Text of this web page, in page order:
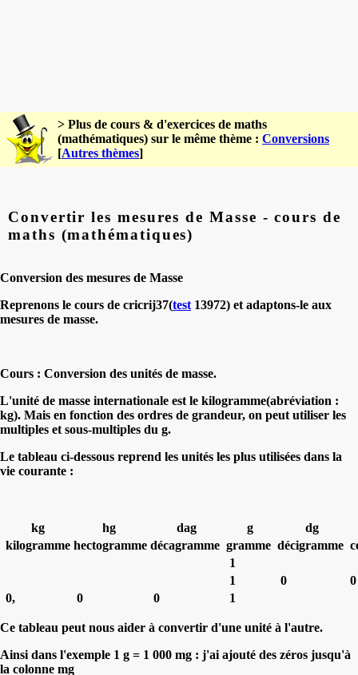
> Plus de cours & d'exercices de maths
(mathématiques) sur le même thème : Conversions
[Autres thèmes]
Convertir les mesures de Masse - cours de
maths (mathématiques)
Conversion des mesures de Masse
Reprenons le cours de cricrij37(test 13972) et adaptons-le aux
mesures de masse.
Cours : Conversion des unités de masse.
L'unité de masse internationale est le kilogramme(abréviation :
kg). Mais en fonction des ordres de grandeur, on peut utiliser les
multiples et sous-multiples du g.
Le tableau ci-dessous reprend les unités les plus utilisées dans la
vie courante :
kg hg dag g
dg
kilogramme hectogramme décagramme gramme décigramme
1
1
0
0,
0 0 1
Ce tableau peut nous aider à convertir d'une unité à l'autre.
Ainsi dans l'exemple 1 g = 1 000 mg : j'ai ajouté des zéros jusqu'à
la colonne mg